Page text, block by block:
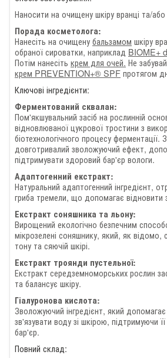
Наносити на очищену шкіру вранці та/або
Порада косметолога:
Нанесіть на очищенубальзамом шкіру
обраної сироватки, наприклад BIOME+
Потім нанесіть крем для очей. Не
крем PREVENTION+® SPFпротягом
Ключові інгредієнти:
Ферментований сквалан:
Пом'якшувальний засіб на рослинній
відновлюваної цукрової тростини з
біотехнологічного процесу
довготривалий зволожуючий ефект,
підтримувати здоровий бар'єр вологи.
Адаптогенний екстракт:
Натуральний адаптогенний інгредієнт,
гриба тремели, що допомагає відновити
Екстракт соняшника та льону:
Вирощений екологічно безпечним
мікрозелені соняшнику, який, як відомо,
тону та сяючій шкірі.
Екстракт троянди пустельної:
Екстракт середземноморських рослин
та балансує шкіру.
Гіалуронова кислота:
Зволожуючий інгредієнт, який
зв'язувати воду зі шкірою, підтримуючи
бар'єр.
Повний склад: